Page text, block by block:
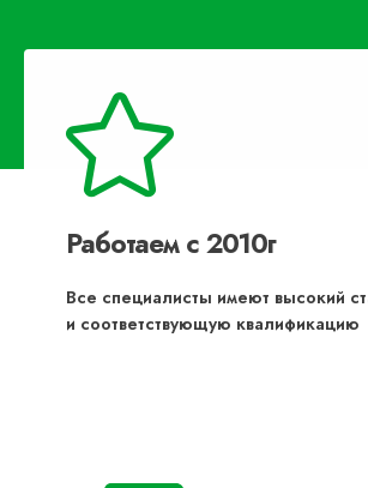
Работаем с 2010г
Все специалисты имеют высокий
и соответствующую квалификацию